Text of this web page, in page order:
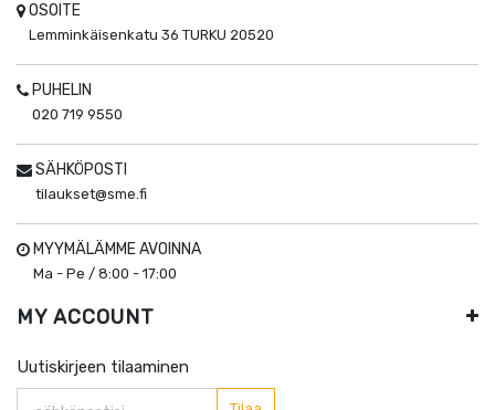
OSOITE
Lemminkäisenkatu 36 TURKU 20520
PUHELIN
020 719 9550
SÄHKÖPOSTI
tilaukset@sme.fi
MYYMÄLÄMME AVOINNA
Ma - Pe / 8:00 - 17:00
MY ACCOUNT
Uutiskirjeen tilaaminen